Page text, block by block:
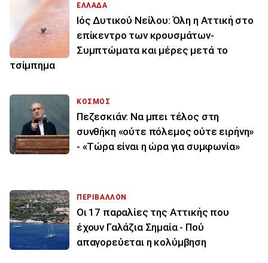
ΕΛΛΑΔΑ
Ιός Δυτικού Νείλου: Όλη η Αττική στο
επίκεντρο των κρουσμάτων-
Συμπτώματα και μέρες μετά το
τσίμπημα
ΚΟΣΜΟΣ
Πεζεσκιάν: Να μπει τέλος στη
συνθήκη «ούτε πόλεμος ούτε ειρήνη»
- «Τώρα είναι η ώρα για συμφωνία»
ΠΕΡΙΒΑΛΛΟΝ
Οι 17 παραλίες της Αττικής που
έχουν Γαλάζια Σημαία - Πού
απαγορεύεται η κολύμβηση